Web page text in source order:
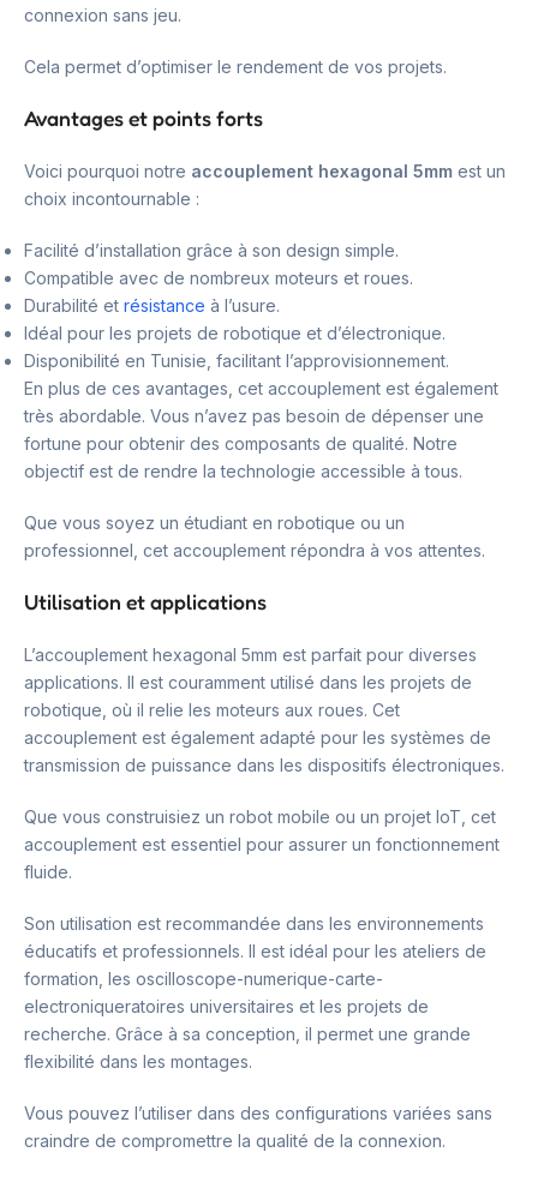
connexion sans jeu.
Cela permet d’optimiser le rendement de vos projets.
Avantages et points forts
Voici pourquoi notre accouplement hexagonal 5mm est un
choix incontournable :
Facilité d’installation grâce à son design simple.
Compatible avec de nombreux moteurs et roues.
Durabilité et résistance à l’usure.
Idéal pour les projets de robotique et d’électronique.
Disponibilité en Tunisie, facilitant l’approvisionnement.
En plus de ces avantages, cet accouplement est également
très abordable. Vous n’avez pas besoin de dépenser une
fortune pour obtenir des composants de qualité. Notre
objectif est de rendre la technologie accessible à tous.
Que vous soyez un étudiant en robotique ou un
professionnel, cet accouplement répondra à vos attentes.
Utilisation et applications
L’accouplement hexagonal 5mm est parfait pour diverses
applications. Il est couramment utilisé dans les projets de
robotique, où il relie les moteurs aux roues. Cet
accouplement est également adapté pour les systèmes de
transmission de puissance dans les dispositifs électroniques.
Que vous construisiez un robot mobile ou un projet IoT, cet
accouplement est essentiel pour assurer un fonctionnement
fluide.
Son utilisation est recommandée dans les environnements
éducatifs et professionnels. Il est idéal pour les ateliers de
formation, les oscilloscope-numerique-carte-
electroniqueratoires universitaires et les projets de
recherche. Grâce à sa conception, il permet une grande
flexibilité dans les montages.
Vous pouvez l’utiliser dans des configurations variées sans
craindre de compromettre la qualité de la connexion.